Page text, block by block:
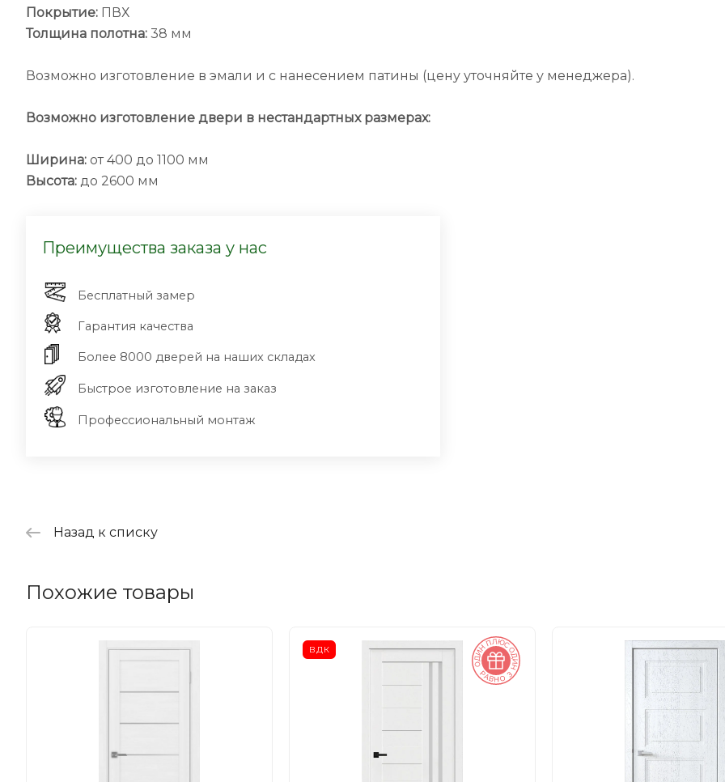
Покрытие: ПВХ
Толщина полотна: 38 мм
Возможно изготовление в эмали и с нанесением патины (цену уточняйте у менеджера).
Возможно изготовление двери в нестандартных размерах:
Ширина: от 400 до 1100 мм
Высота: до 2600 мм
Преимущества заказа у нас
Бесплатный замер
Гарантия качества
Более 8000 дверей на наших складах
Быстрое изготовление на заказ
Профессиональный монтаж
Назад к списку
Похожие товары
ВДК